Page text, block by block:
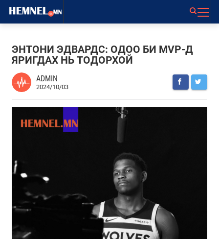
ЭНТОНИ ЭДВАРДС: ОДОО БИ MVP-Д
ЯРИГДАХ НЬ ТОДОРХОЙ
ADMIN
2024/10/03